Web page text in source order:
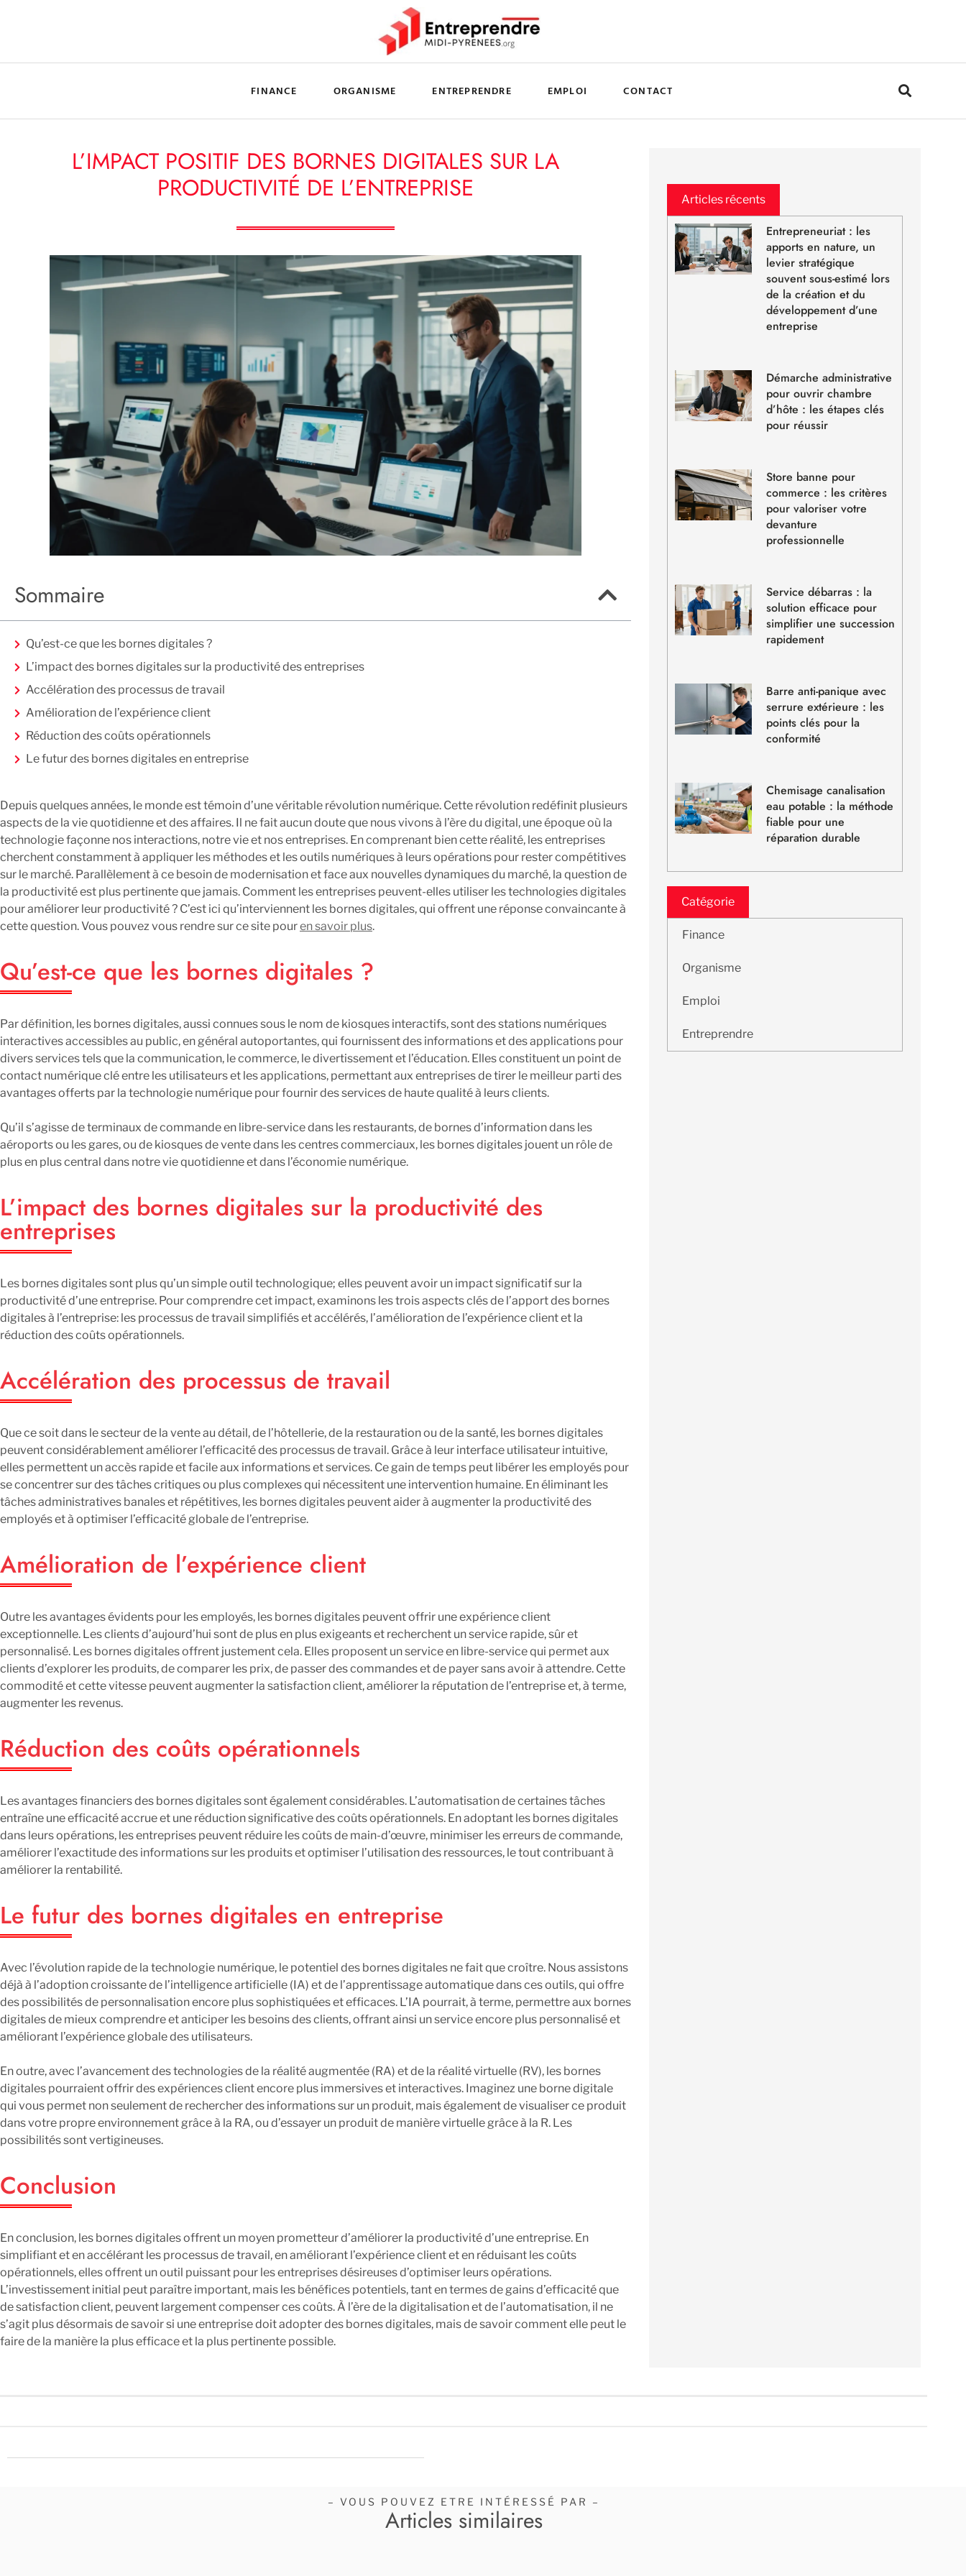
FINANCE ORGANISME ENTREPRENDRE EMPLOI CONTACT
L’IMPACT POSITIF DES BORNES DIGITALES SUR LA
PRODUCTIVITÉ DE L’ENTREPRISE
Sommaire
Qu’est-ce que les bornes digitales ?
L’impact des bornes digitales sur la productivité des entreprises
Accélération des processus de travail
Amélioration de l’expérience client
Réduction des coûts opérationnels
Le futur des bornes digitales en entreprise
Depuis quelques années, le monde est témoin d’une véritable révolution numérique. Cette révolution redéfinit plusieurs
aspects de la vie quotidienne et des affaires. Il ne fait aucun doute que nous vivons à l’ère du digital, une époque où la
technologie façonne nos interactions, notre vie et nos entreprises. En comprenant bien cette réalité, les entreprises
cherchent constamment à appliquer les méthodes et les outils numériques à leurs opérations pour rester compétitives
sur le marché. Parallèlement à ce besoin de modernisation et face aux nouvelles dynamiques du marché, la question de
la productivité est plus pertinente que jamais. Comment les entreprises peuvent-elles utiliser les technologies digitales
pour améliorer leur productivité ? C’est ici qu’interviennent les bornes digitales, qui offrent une réponse convaincante à
cette question. Vous pouvez vous rendre sur ce site pouren savoir plus.
Qu’est-ce que les bornes digitales ?
Par définition, les bornes digitales, aussi connues sous le nom de kiosques interactifs, sont des stations numériques
interactives accessibles au public, en général autoportantes, qui fournissent des informations et des applications pour
divers services tels que la communication, le commerce, le divertissement et l’éducation. Elles constituent un point de
contact numérique clé entre les utilisateurs et les applications, permettant aux entreprises de tirer le meilleur parti des
avantages offerts par la technologie numérique pour fournir des services de haute qualité à leurs clients.
Qu’il s’agisse de terminaux de commande en libre-service dans les restaurants, de bornes d’information dans les
aéroports ou les gares, ou de kiosques de vente dans les centres commerciaux, les bornes digitales jouent un rôle de
plus en plus central dans notre vie quotidienne et dans l’économie numérique.
L’impact des bornes digitales sur la productivité des
entreprises
Les bornes digitales sont plus qu’un simple outil technologique; elles peuvent avoir un impact significatif sur la
productivité d’une entreprise. Pour comprendre cet impact, examinons les trois aspects clés de l’apport des bornes
digitales à l’entreprise: les processus de travail simplifiés et accélérés, l’amélioration de l’expérience client et la
réduction des coûts opérationnels.
Accélération des processus de travail
Que ce soit dans le secteur de la vente au détail, de l’hôtellerie, de la restauration ou de la santé, les bornes digitales
peuvent considérablement améliorer l’efficacité des processus de travail. Grâce à leur interface utilisateur intuitive,
elles permettent un accès rapide et facile aux informations et services. Ce gain de temps peut libérer les employés pour
se concentrer sur des tâches critiques ou plus complexes qui nécessitent une intervention humaine. En éliminant les
tâches administratives banales et répétitives, les bornes digitales peuvent aider à augmenter la productivité des
employés et à optimiser l’efficacité globale de l’entreprise.
Amélioration de l’expérience client
Outre les avantages évidents pour les employés, les bornes digitales peuvent offrir une expérience client
exceptionnelle. Les clients d’aujourd’hui sont de plus en plus exigeants et recherchent un service rapide, sûr et
personnalisé. Les bornes digitales offrent justement cela. Elles proposent un service en libre-service qui permet aux
clients d’explorer les produits, de comparer les prix, de passer des commandes et de payer sans avoir à attendre. Cette
commodité et cette vitesse peuvent augmenter la satisfaction client, améliorer la réputation de l’entreprise et, à terme,
augmenter les revenus.
Réduction des coûts opérationnels
Les avantages financiers des bornes digitales sont également considérables. L’automatisation de certaines tâches
entraîne une efficacité accrue et une réduction significative des coûts opérationnels. En adoptant les bornes digitales
dans leurs opérations, les entreprises peuvent réduire les coûts de main-d’œuvre, minimiser les erreurs de commande,
améliorer l’exactitude des informations sur les produits et optimiser l’utilisation des ressources, le tout contribuant à
améliorer la rentabilité.
Le futur des bornes digitales en entreprise
Avec l’évolution rapide de la technologie numérique, le potentiel des bornes digitales ne fait que croître. Nous assistons
déjà à l’adoption croissante de l’intelligence artificielle (IA) et de l’apprentissage automatique dans ces outils, qui offre
des possibilités de personnalisation encore plus sophistiquées et efficaces. L’IA pourrait, à terme, permettre aux bornes
digitales de mieux comprendre et anticiper les besoins des clients, offrant ainsi un service encore plus personnalisé et
améliorant l’expérience globale des utilisateurs.
En outre, avec l’avancement des technologies de la réalité augmentée (RA) et de la réalité virtuelle (RV), les bornes
digitales pourraient offrir des expériences client encore plus immersives et interactives. Imaginez une borne digitale
qui vous permet non seulement de rechercher des informations sur un produit, mais également de visualiser ce produit
dans votre propre environnement grâce à la RA, ou d’essayer un produit de manière virtuelle grâce à la R. Les
possibilités sont vertigineuses.
Conclusion
En conclusion, les bornes digitales offrent un moyen prometteur d’améliorer la productivité d’une entreprise. En
simplifiant et en accélérant les processus de travail, en améliorant l’expérience client et en réduisant les coûts
opérationnels, elles offrent un outil puissant pour les entreprises désireuses d’optimiser leurs opérations.
L’investissement initial peut paraître important, mais les bénéfices potentiels, tant en termes de gains d’efficacité que
de satisfaction client, peuvent largement compenser ces coûts. À l’ère de la digitalisation et de l’automatisation, il ne
s’agit plus désormais de savoir si une entreprise doit adopter des bornes digitales, mais de savoir comment elle peut le
faire de la manière la plus efficace et la plus pertinente possible.
Articles récents
Entrepreneuriat : les
apports en nature, un
levier stratégique
souvent sous-estimé lors
de la création et du
développement d’une
entreprise
Démarche administrative
pour ouvrir chambre
d’hôte : les étapes clés
pour réussir
Store banne pour
commerce : les critères
pour valoriser votre
devanture
professionnelle
Service débarras : la
solution efficace pour
simplifier une succession
rapidement
Barre anti-panique avec
serrure extérieure : les
points clés pour la
conformité
Chemisage canalisation
eau potable : la méthode
fiable pour une
réparation durable
Catégorie
Finance
Organisme
Emploi
Entreprendre
– VOUS POUVEZ ETRE INTÉRESSÉ PAR –
Articles similaires